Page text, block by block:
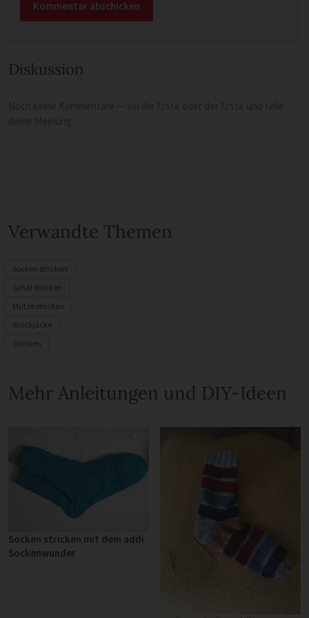
Diskussion
Verwandte Themen
Socken stricken
Schal stricken
Mütze stricken
Strickjacke
Stricken
Mehr Anleitungen und DIY-Ideen
Socken stricken mit dem addi
Sockenwunder